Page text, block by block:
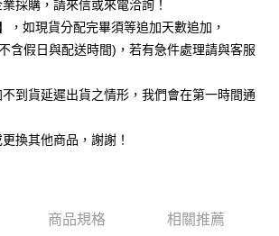
中國信託商業銀行
遠東國際商業銀行
永豐商業銀行
星展（台灣）商業銀行
中國信託商業銀行
行
華泰商業銀行
遠東國際商業銀行
永豐商業銀行
中國信託商業銀行
員、不需綁卡、不需儲值。
碼，簡訊認證，即可結帳。
採購，請來信或來電洽詢！
，如現貨分配完畢須等追加天數追加，
含假日與配送時間)，若有急件處理請與客服
到貨延遲出貨之情形，我們會在第一時間通
換其他商品，謝謝！
商品規格 相關推薦